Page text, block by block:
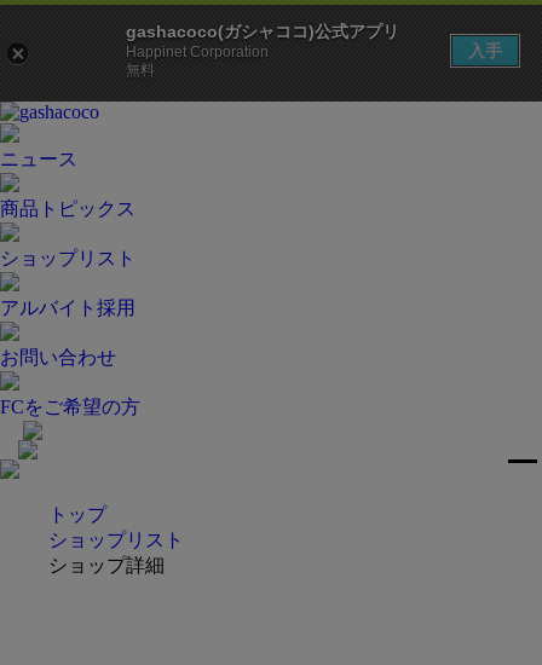
gashacoco(ガシャココ)公式アプリ
Happinet Corporation
無料
入手
ニュース
商品トピックス
ショップリスト
アルバイト採用
お問い合わせ
FCをご希望の方
トップ
ショップリスト
ショップ詳細